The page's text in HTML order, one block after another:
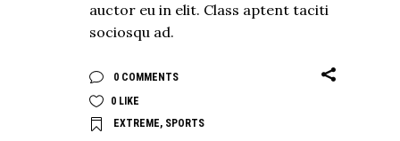
auctor eu in elit. Class aptent taciti
sociosqu ad.
0 COMMENTS
0 LIKE
EXTREME, SPORTS